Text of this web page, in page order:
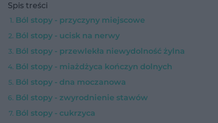
Spis treści
Ból stopy - przyczyny miejscowe
Ból stopy - ucisk na nerwy
Ból stopy - przewlekła niewydolność żylna
Ból stopy - miażdżyca kończyn dolnych
Ból stopy - dna moczanowa
Ból stopy - zwyrodnienie stawów
Ból stopy - cukrzyca